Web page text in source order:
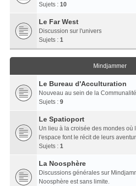
Sujets : 10
Le Far West
Discussion sur l'univers
Sujets : 1
Mindjammer
Le Bureau d'Acculturation
Nouveau au sein de la
Sujets : 9
Le Spatioport
Un lieu à la croisée des mondes où
l'espace font le récit de leurs
Sujets : 1
La Noosphère
Discussions générales sur
Noosphère est sans limite.